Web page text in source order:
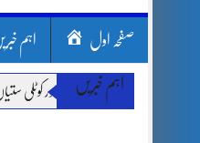
صفحہ اول اہم
اہم خبریں
بارشیں، لینڈ سلائیڈنگ اور کوٹلی ستیاں